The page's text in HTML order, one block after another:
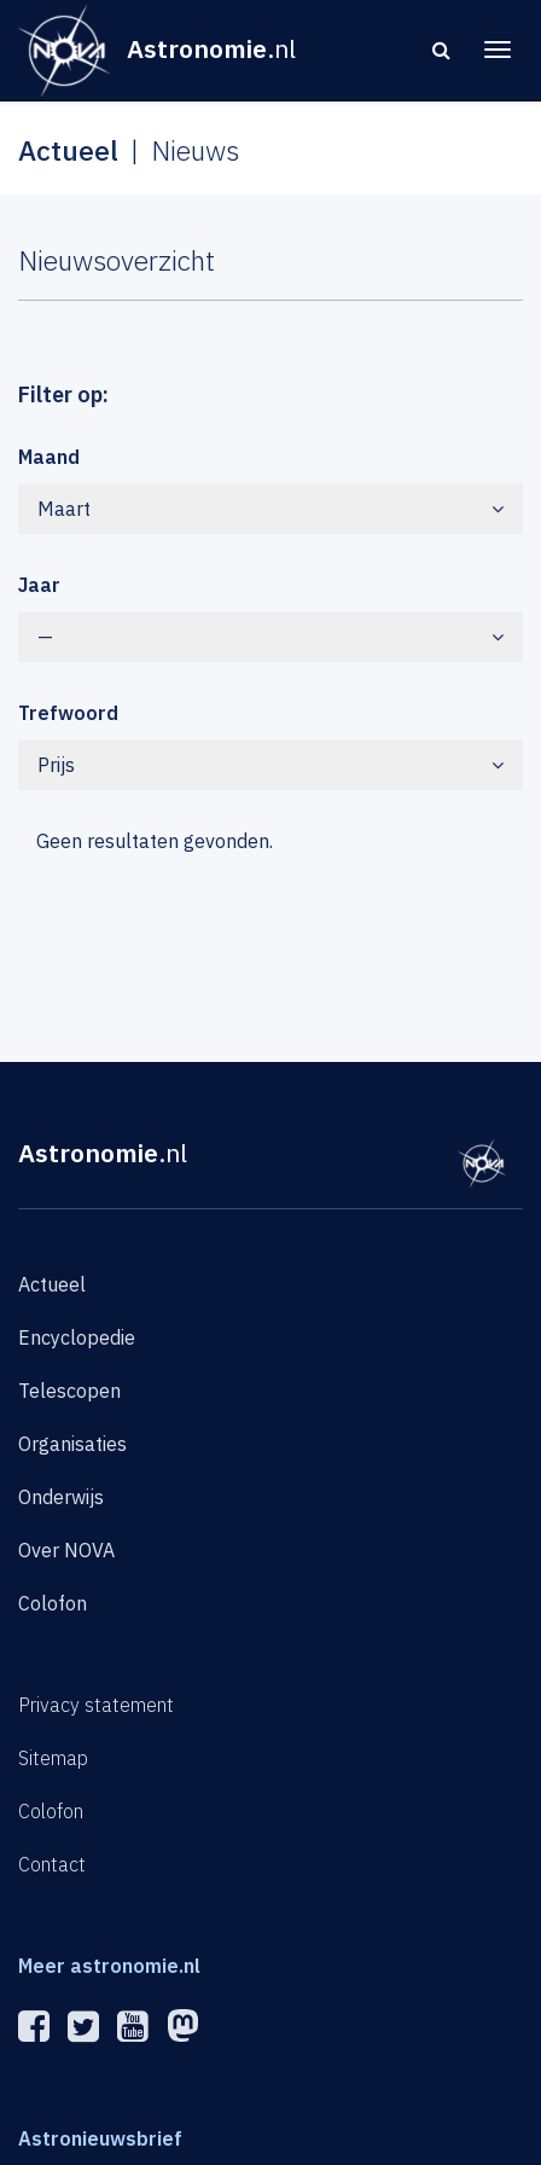
Astronomie.nl
Actueel Nieuws
Nieuwsoverzicht
Filter op:
Maand
Maart
Jaar
—
Trefwoord
Prijs
Geen resultaten gevonden.
Astronomie.nl
Actueel
Encyclopedie
Telescopen
Organisaties
Onderwijs
Over NOVA
Colofon
Privacy statement
Sitemap
Colofon
Contact
Meer astronomie.nl
Astronieuwsbrief